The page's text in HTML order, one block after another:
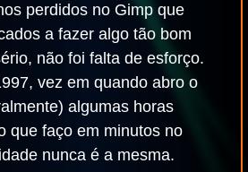
perdidos no Gimp que
a fazer algo tão bom
não foi falta de esforço.
vez em quando abro o
algumas horas
que faço em minutos no
nunca é a mesma.